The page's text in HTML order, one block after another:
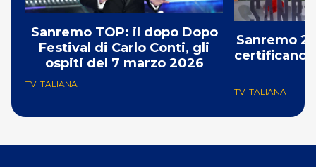
Sanremo TOP: il dopo Dopo
Festival di Carlo Conti, gli
ospiti del 7 marzo 2026
TV ITALIANA
Sanremo
certificano
TV ITALIANA